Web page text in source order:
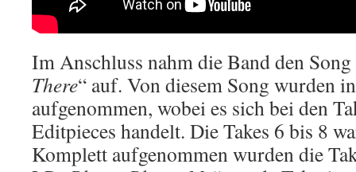
Im Anschluss nahm die Band den Song
There“ auf. Von diesem Song wurden
aufgenommen, wobei es sich bei den
Editpieces handelt. Die Takes 6 bis 8
Komplett aufgenommen wurden die